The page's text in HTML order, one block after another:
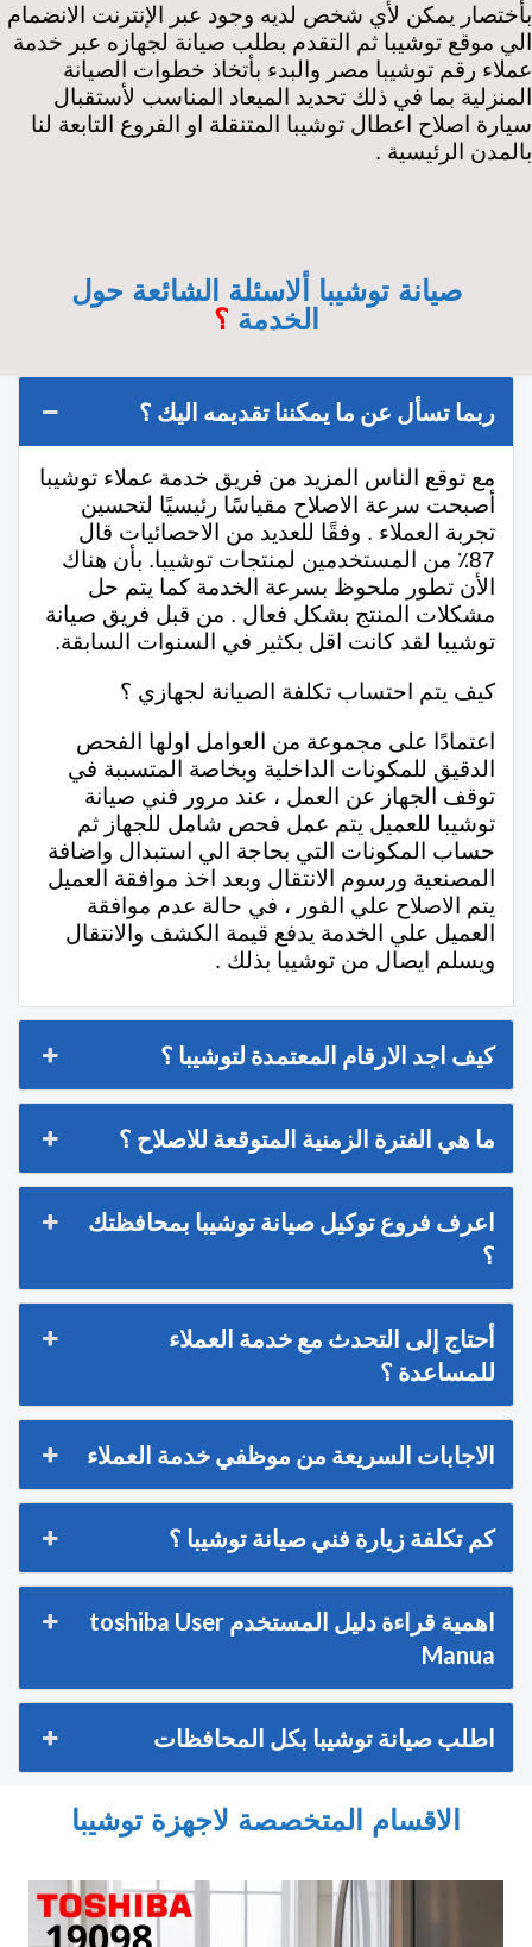
بأختصار يمكن لأي شخص لديه وجود عبر الإنترنت الانضمام
الي موقع توشيبا ثم التقدم بطلب صيانة لجهازه عبر خدمة
عملاء رقم توشيبا مصر والبدء بأتخاذ خطوات الصيانة
المنزلية بما في ذلك تحديد الميعاد المناسب لأستقبال
سيارة اصلاح اعطال توشيبا المتنقلة او الفروع التابعة لنا
بالمدن الرئيسية .
صيانة توشيبا ألاسئلة الشائعة حول
الخدمة ؟
ربما تسأل عن ما يمكننا تقديمه اليك ؟
مع توقع الناس المزيد من فريق خدمة عملاء توشيبا
أصبحت سرعة الاصلاح مقياسًا رئيسيًا لتحسين
تجربة العملاء . وفقًا للعديد من الاحصائيات قال
87٪ من المستخدمين لمنتجات توشيبا. بأن هناك
الأن تطور ملحوظ بسرعة الخدمة كما يتم حل
مشكلات المنتج بشكل فعال . من قبل فريق صيانة
توشيبا لقد كانت اقل بكثير في السنوات السابقة.
كيف يتم احتساب تكلفة الصيانة لجهازي ؟
اعتمادًا على مجموعة من العوامل اولها الفحص
الدقيق للمكونات الداخلية وبخاصة المتسببة في
توقف الجهاز عن العمل ، عند مرور فني صيانة
توشيبا للعميل يتم عمل فحص شامل للجهاز ثم
حساب المكونات التي بحاجة الي استبدال واضافة
المصنعية ورسوم الانتقال وبعد اخذ موافقة العميل
يتم الاصلاح علي الفور ، في حالة عدم موافقة
العميل علي الخدمة يدفع قيمة الكشف والانتقال
ويسلم ايصال من توشيبا بذلك .
كيف اجد الارقام المعتمدة لتوشيبا ؟
ما هي الفترة الزمنية المتوقعة للاصلاح ؟
اعرف فروع توكيل صيانة توشيبا بمحافظتك
؟
أحتاج إلى التحدث مع خدمة العملاء
للمساعدة ؟
الاجابات السريعة من موظفي خدمة العملاء
كم تكلفة زيارة فني صيانة توشيبا ؟
اهمية قراءة دليل المستخدم toshiba User
Manua
اطلب صيانة توشيبا بكل المحافظات
الاقسام المتخصصة لاجهزة توشيبا